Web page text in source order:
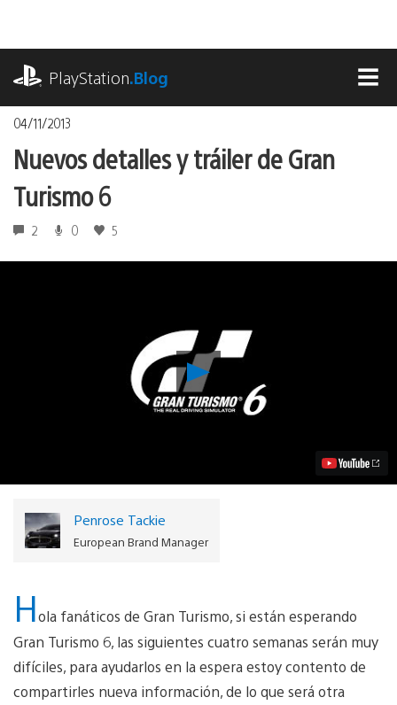
contenido
PlayStation.Blog
04/11/2013
Nuevos detalles y tráiler de Gran
Turismo 6
2 0 5
Reproducir
Nuevos
detalles
y
Turismo
Penrose Tackie
European Brand Manager
Hola fanáticos de Gran Turismo, si están esperando
Gran Turismo 6, las siguientes cuatro semanas serán muy
difíciles, para ayudarlos en la espera estoy contento de
compartirles nueva información, de lo que será otra